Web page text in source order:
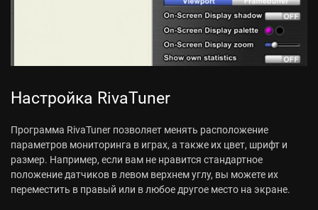
Настройка RivaTuner
Программа RivaTuner позволяет менять расположение
параметров мониторинга в играх, а также их цвет, шрифт и
размер. Например, если вам не нравится стандартное
положение датчиков в левом верхнем углу, вы можете их
переместить в правый или в любое другое место на экране.